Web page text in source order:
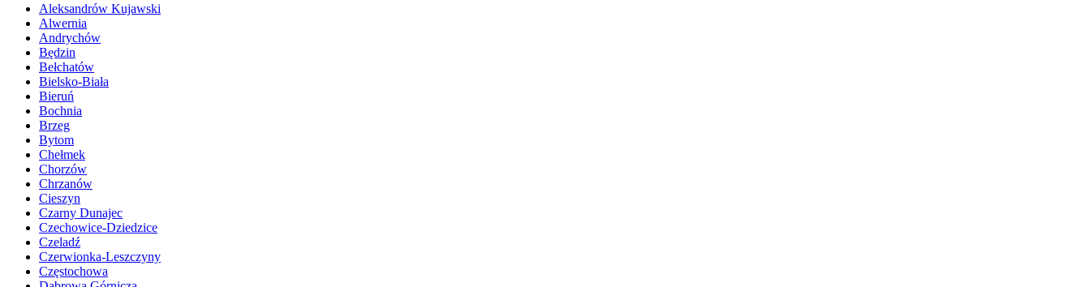
Aleksandrów Kujawski
Alwernia
Andrychów
Będzin
Bełchatów
Bielsko-Biała
Bieruń
Bochnia
Brzeg
Bytom
Chełmek
Chorzów
Chrzanów
Cieszyn
Czarny Dunajec
Czechowice-Dziedzice
Czeladź
Czerwionka-Leszczyny
Częstochowa